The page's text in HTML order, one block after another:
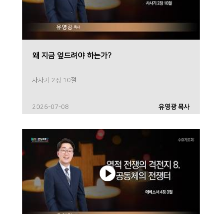
왜 지금 엎드려야 하는가?
사사기 2장 10절
2026-07-08 유영광 목사